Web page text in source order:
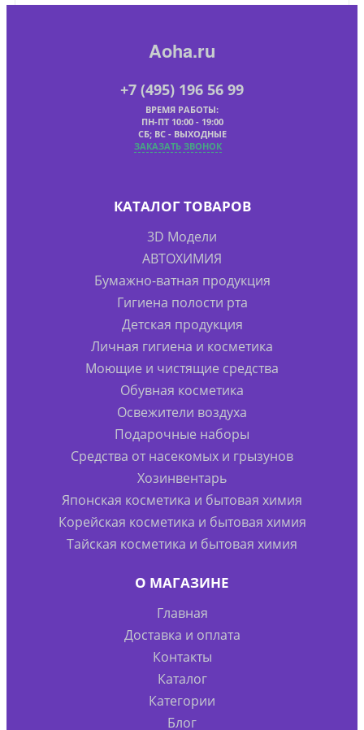
Aoha.ru
+7 (495) 196 56 99
ВРЕМЯ РАБОТЫ:
ПН-ПТ 10:00 - 19:00
СБ; ВС - ВЫХОДНЫЕ
ЗАКАЗАТЬ ЗВОНОК
КАТАЛОГ ТОВАРОВ
3D Модели
АВТОХИМИЯ
Бумажно-ватная продукция
Гигиена полости рта
Детская продукция
Личная гигиена и косметика
Моющие и чистящие средства
Обувная косметика
Освежители воздуха
Подарочные наборы
Средства от насекомых и грызунов
Хозинвентарь
Японская косметика и бытовая химия
Корейская косметика и бытовая химия
Тайская косметика и бытовая химия
О МАГАЗИНЕ
Главная
Доставка и оплата
Контакты
Каталог
Категории
Блог